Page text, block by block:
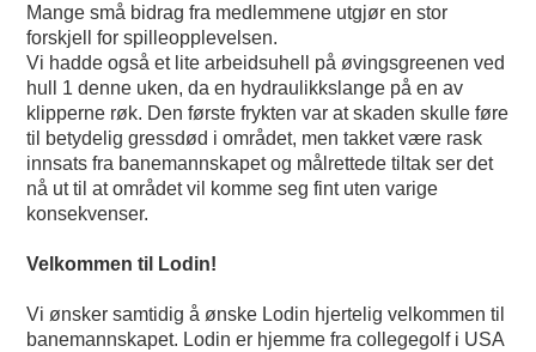
Mange små bidrag fra medlemmene utgjør en stor
forskjell for spilleopplevelsen.
Vi hadde også et lite arbeidsuhell på øvingsgreenen ved
hull 1 denne uken, da en hydraulikkslange på en av
klipperne røk. Den første frykten var at skaden skulle føre
til betydelig gressdød i området, men takket være rask
innsats fra banemannskapet og målrettede tiltak ser det
nå ut til at området vil komme seg fint uten varige
konsekvenser.
Velkommen til Lodin!
Vi ønsker samtidig å ønske Lodin hjertelig velkommen til
banemannskapet. Lodin er hjemme fra collegegolf i USA